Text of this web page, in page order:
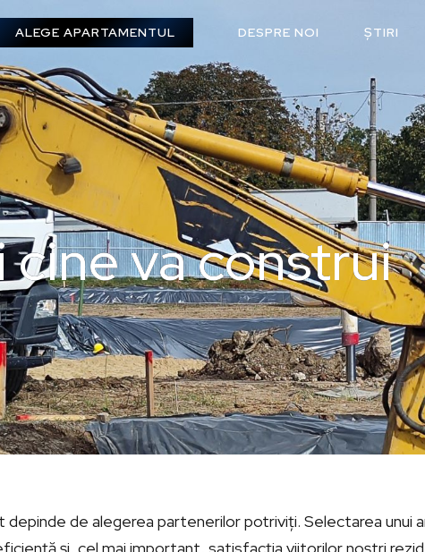
ALEGE APARTAMENTUL DESPRE NOI ȘTIRI
va construi
depinde de alegerea partenerilor potriviți. Selectarea